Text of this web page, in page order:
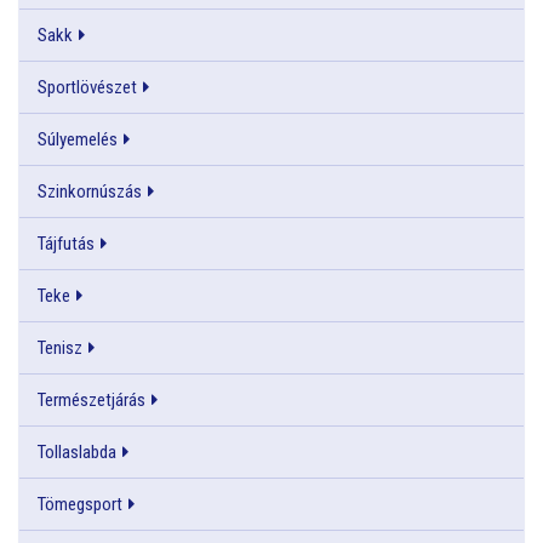
Sakk
Sportlövészet
Súlyemelés
Szinkornúszás
Tájfutás
Teke
Tenisz
Természetjárás
Tollaslabda
Tömegsport